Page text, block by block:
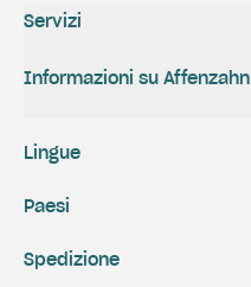
Servizi
Informazioni su Affenzahn
Spedizione
Lingue
Paesi